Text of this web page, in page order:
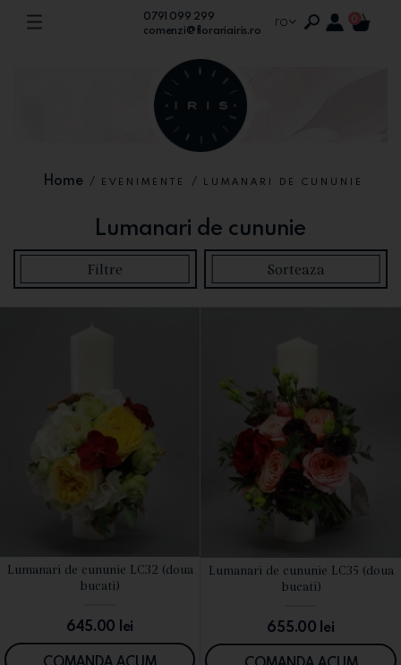
0791 099 299
comenzi@florariairis.ro
ro 0
Home / EVENIMENTE / LUMANARI DE CUNUNIE
Lumanari de cununie
Filtre Sorteaza
VEZI DETALII
Lumanari de cununie LC32 (doua
bucati)
645.00 lei
COMANDA ACUM
VEZI DETALII
Lumanari de cununie LC35 (doua
bucati)
655.00 lei